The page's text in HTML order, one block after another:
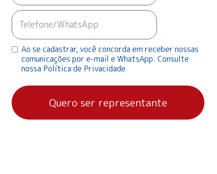
Ao se cadastrar, você concorda em receber nossas
comunicações por e-mail e WhatsApp. Consulte
nossa Política de Privacidade